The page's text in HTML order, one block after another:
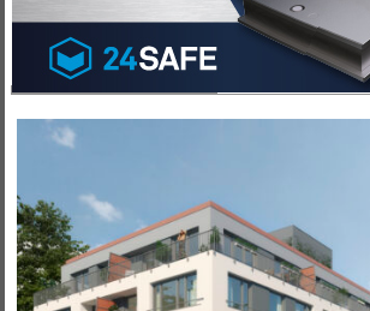
BYTY & DOMY